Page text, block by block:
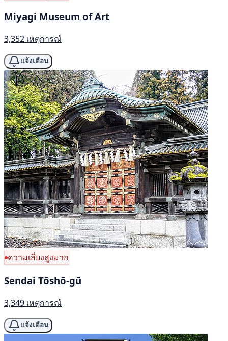
Miyagi Museum of Art
3,352 เหตุการณ์
แจ้งเตือน
ความเสี่ยงสูงมาก
Sendai Tōshō-gū
3,349 เหตุการณ์
แจ้งเตือน